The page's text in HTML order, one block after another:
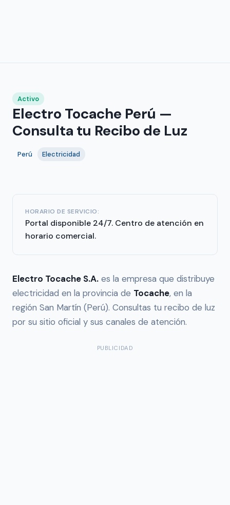
Activo
Electro Tocache Perú —
Consulta tu Recibo de Luz
Perú Electricidad
HORARIO DE SERVICIO:
Portal disponible 24/7. Centro de atención en
horario comercial.
Electro Tocache S.A. es la empresa que distribuye
electricidad en la provincia de Tocache, en la
región San Martín (Perú). Consultas tu recibo de luz
por su sitio oficial y sus canales de atención.
PUBLICIDAD